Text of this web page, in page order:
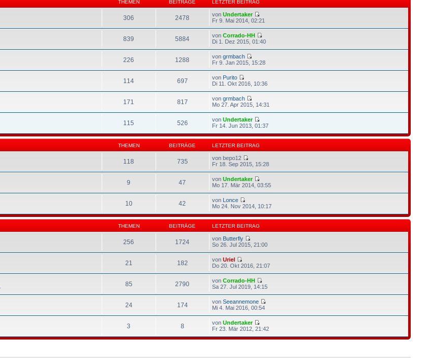
THEMEN BEITRÄGE LETZTER BEITRAG
306 2478 vonUndertaker
Fr 9. Mai 2014, 02:21
839 5884 vonCorrado-HH
Di 1. Dez 2015, 01:40
226 1288 vongrmbach
Fr 9. Jan 2015, 15:28
114 697 von Purito
Di 11. Okt 2016, 10:36
171 817 vongrmbach
Mo 27. Apr 2015, 14:31
115 526 vonUndertaker
Fr 14. Jun 2013, 01:37
THEMEN BEITRÄGE LETZTER BEITRAG
118 735
von bepo12
Fr 18. Sep 2015, 15:28
9 47 vonUndertaker
Mo 17. Mär 2014, 03:55
10 42 von Lonce
Mo 24. Nov 2014, 10:17
THEMEN BEITRÄGE LETZTER BEITRAG
256 1724 von Butterfly
So 26. Jul 2015, 21:00
21 182 vonUriel
Do 20. Okt 2016, 21:07
85 2790 vonCorrado-HH
Sa 27. Jul 2019, 14:15
24 174 vonSeeannemone
Mi 4. Mai 2016, 00:54
3 8 vonUndertaker
Fr 23. Mär 2012, 21:42